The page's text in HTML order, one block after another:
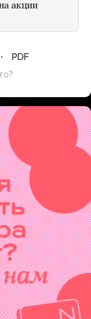
акции
PDF